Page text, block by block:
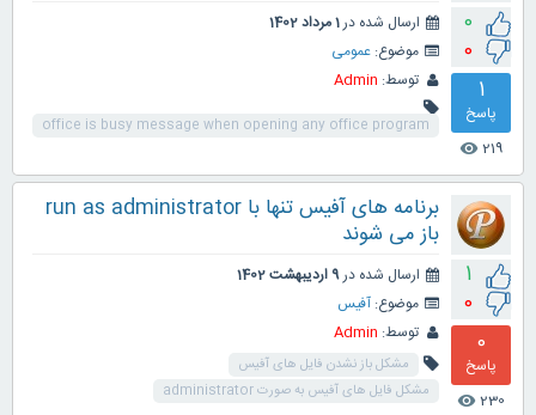
0
0
1
پاسخ
219
visibility
ارسال شده در1 مرداد 1402
موضوع: عمومی
توسط: Admin
office is busy message when opening any office program
1
0
0
پاسخ
230
visibility
برنامه های آفیس تنها با run as administrator
باز می شوند
ارسال شده در9 اردیبهشت 1402
موضوع: آفیس
توسط: Admin
مشکل باز نشدن فایل های آفیس
مشکل فایل های آفیس به صورت administrator